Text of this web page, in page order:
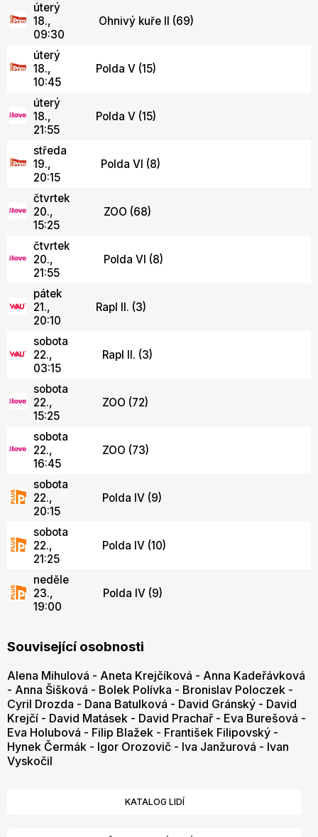
úterý
18.,
09:30
Ohnivý kuře II (69)
úterý
18.,
10:45
Polda V (15)
úterý
18.,
21:55
Polda V (15)
středa
19.,
20:15
Polda VI (8)
čtvrtek
20.,
15:25
ZOO (68)
čtvrtek
20.,
21:55
Polda VI (8)
pátek
21.,
20:10
Rapl II. (3)
sobota
22.,
03:15
Rapl II. (3)
sobota
22.,
15:25
ZOO (72)
sobota
22.,
16:45
ZOO (73)
sobota
22.,
20:15
Polda IV (9)
sobota
22.,
21:25
Polda IV (10)
neděle
23.,
19:00
Polda IV (9)
Související osobnosti
Alena Mihulová - Aneta Krejčíková - Anna Kadeřávková
- Anna Šišková - Bolek Polívka - Bronislav Poloczek -
Cyril Drozda - Dana Batulková - David Gránský - David
Krejčí - David Matásek - David Prachař - Eva Burešová -
Eva Holubová - Filip Blažek - František Filipovský -
Hynek Čermák - Igor Orozovič - Iva Janžurová - Ivan
Vyskočil
KATALOG LIDÍ